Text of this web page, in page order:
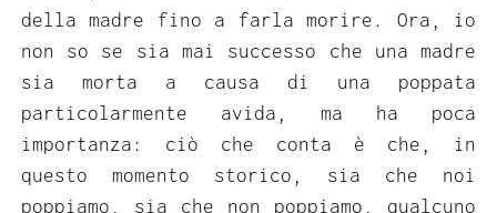
della madre fino a farla morire. Ora, io
non so se sia mai successo che una madre
sia morta a causa di una poppata
particolarmente avida, ma ha poca
importanza: ciò che conta è che, in
questo momento storico, sia che noi
poppiamo, sia che non poppiamo, qualcuno